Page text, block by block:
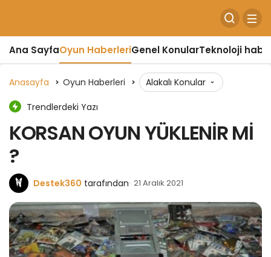
Ana SayfaOyun HaberleriGenel KonularTeknoloji
Anasayfa Oyun Haberleri Alakalı Konular
Trendlerdeki Yazı
KORSAN OYUN YÜKLENİR Mİ
?
Destek360 tarafından 21 Aralık 2021